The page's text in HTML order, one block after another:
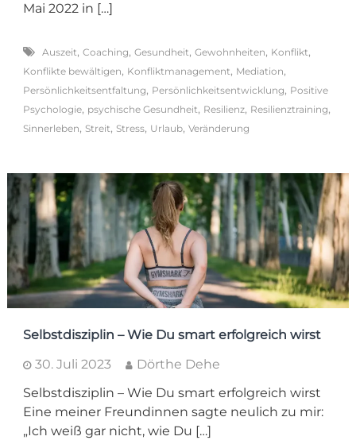
Mai 2022 in […]
Auszeit, Coaching, Gesundheit, Gewohnheiten, Konflikt,
Konflikte bewältigen, Konfliktmanagement, Mediation,
Persönlichkeitsentfaltung, Persönlichkeitsentwicklung, Positive
Psychologie, psychische Gesundheit, Resilienz, Resilienztraining,
Sinnerleben, Streit, Stress, Urlaub, Veränderung
Selbstdisziplin – Wie Du smart erfolgreich wirst
30. Juli 2023
Dörthe Dehe
Selbstdisziplin – Wie Du smart erfolgreich wirst
Eine meiner Freundinnen sagte neulich zu mir:
„Ich weiß gar nicht, wie Du […]